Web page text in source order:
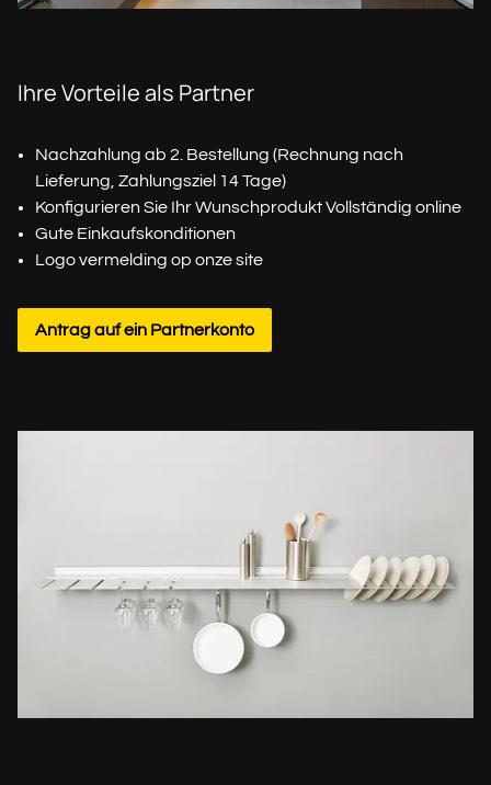
Ihre Vorteile als Partner
Nachzahlung ab 2. Bestellung (Rechnung nach
Lieferung, Zahlungsziel 14 Tage)
Konfigurieren Sie Ihr Wunschprodukt Vollständig online
Gute Einkaufskonditionen
Logo vermelding op onze site
Antrag auf ein Partnerkonto